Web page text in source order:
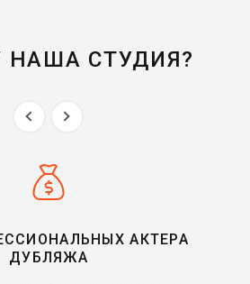
НАША СТУДИЯ?
АКТЕРА
ДУБЛЯЖА